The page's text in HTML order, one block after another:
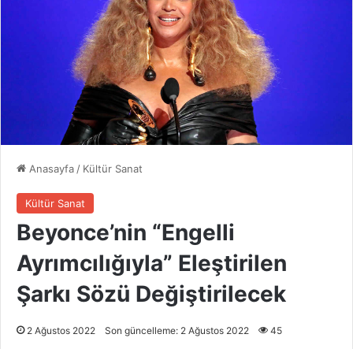
Anasayfa / Kültür Sanat
Kültür Sanat
Beyonce’nin “Engelli
Ayrımcılığıyla” Eleştirilen
Şarkı Sözü Değiştirilecek
2 Ağustos 2022 Son güncelleme: 2 Ağustos 2022 45